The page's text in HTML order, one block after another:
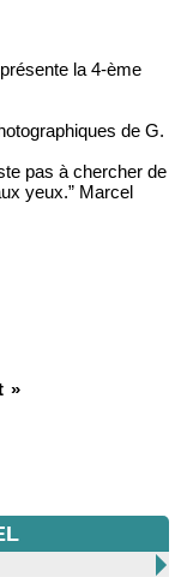
la 4-ème
de G.
pas à chercher de
yeux.” Marcel
»